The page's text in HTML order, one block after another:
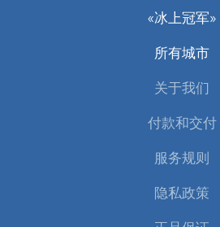
«冰上冠军»
所有城市
关于我们
付款和交付
服务规则
隐私政策